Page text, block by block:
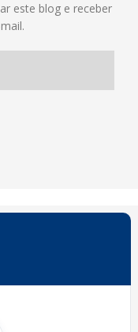
este blog e receber